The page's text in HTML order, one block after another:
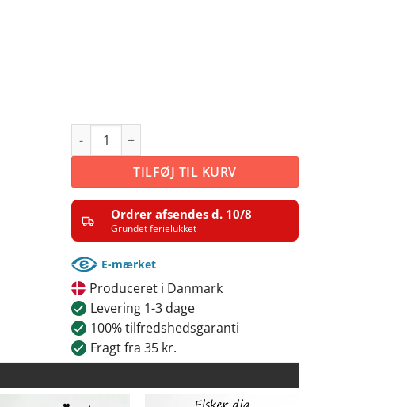
Zzz antal
TILFØJ TIL KURV
Ordrer afsendes d. 10/8
Grundet ferielukket
E-mærket
Produceret i Danmark
Levering 1-3 dage
100% tilfredshedsgaranti
Fragt fra 35 kr.